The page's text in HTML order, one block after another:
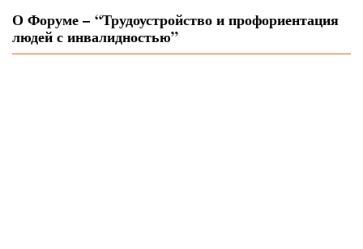
О Форуме – “Трудоустройство и профориентация
людей с инвалидностью”